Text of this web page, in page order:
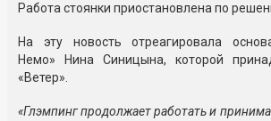
Работа стоянки приостановлена по
На эту новость отреагировала
Немо»
Нина Синицына, которой
«Ветер».
«Глэмпинг продолжает работать и